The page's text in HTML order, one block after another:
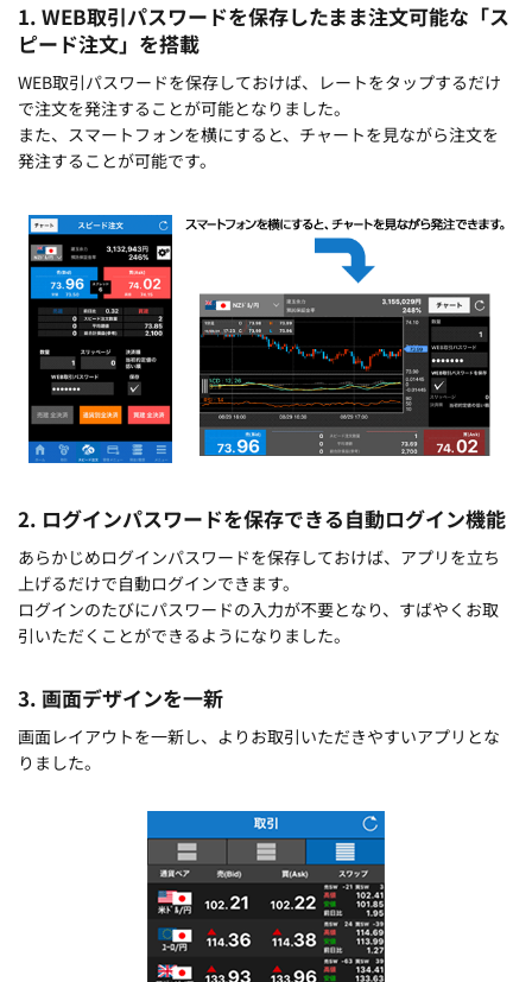
1. WEB取引パスワードを保存したまま注文可能な「ス
ピード注文」を搭載
WEB取引パスワードを保存しておけば、レートをタップするだけ
で注文を発注することが可能となりました。
また、スマートフォンを横にすると、チャートを見ながら注文を
発注することが可能です。
2. ログインパスワードを保存できる自動ログイン機能
あらかじめログインパスワードを保存しておけば、アプリを立ち
上げるだけで自動ログインできます。
ログインのたびにパスワードの入力が不要となり、すばやくお取
引いただくことができるようになりました。
3. 画面デザインを一新
画面レイアウトを一新し、よりお取引いただきやすいアプリとな
りました。